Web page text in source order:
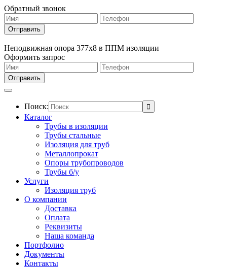
Обратный звонок
Неподвижная опора 377х8 в ППМ изоляции
Оформить запрос
Поиск:
Каталог
Трубы в изоляции
Трубы стальные
Изоляция для труб
Металлопрокат
Опоры трубопроводов
Трубы б/у
Услуги
Изоляция труб
О компании
Доставка
Оплата
Реквизиты
Наша команда
Портфолио
Документы
Контакты